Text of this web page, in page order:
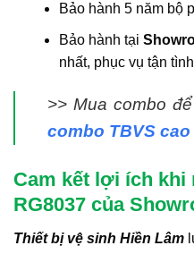
Bảo hành 5 năm bộ
Bảo hành tại
nhất, phục vụ tận
>> Mua combo
combo TBVS cao
Cam kết lợi ích khi
RG8037 của
Thiết bị vệ sinh Hiền Lâm